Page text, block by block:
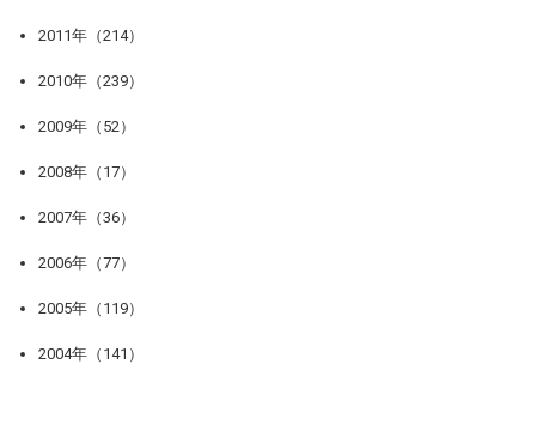
2011年（214）
2010年（239）
2009年（52）
2008年（17）
2007年（36）
2006年（77）
2005年（119）
2004年（141）